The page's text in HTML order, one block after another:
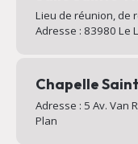
Lieu de réunion, de
Adresse : 83980 Le
Chapelle
Adresse : 5 Av. Van
Plan